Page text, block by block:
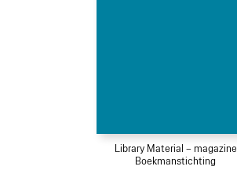
Library Material – magazine
Boekmanstichting